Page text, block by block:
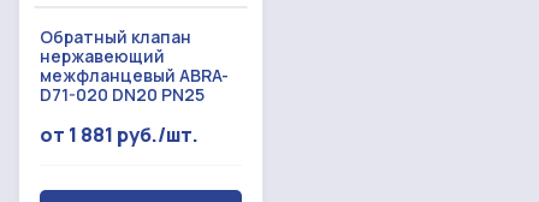
Обратный клапан
нержавеющий
межфланцевый ABRA-
D71-020 DN20 PN25
от 1 881 руб./шт.